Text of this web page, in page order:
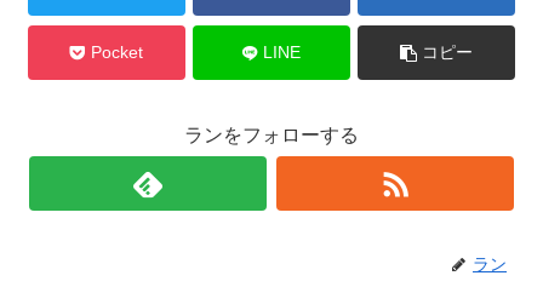
Pocket LINE コピー
ランをフォローする
ラン